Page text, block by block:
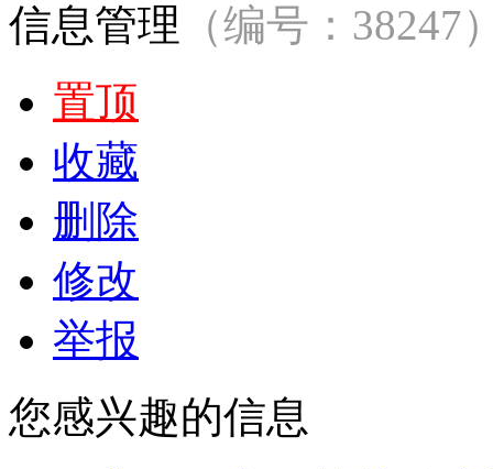
信息管理 （编号：38247
置顶
收藏
删除
修改
举报
您感兴趣的信息